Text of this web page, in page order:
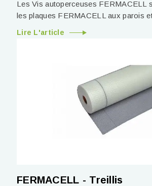
Les Vis autoperceuses FERMACELL
les plaques FERMACELL aux parois
Lire L'article
FERMACELL - Treillis